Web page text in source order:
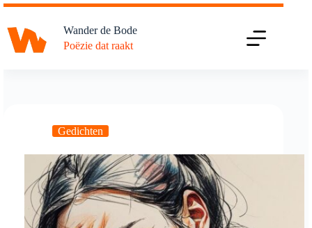
Ga
de
inhoud
Wander de Bode
Poëzie dat raakt
Gedichten